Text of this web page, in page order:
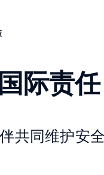
际责任
共同维护安